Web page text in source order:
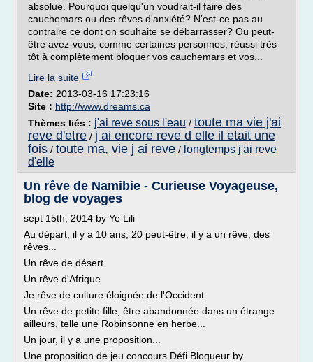
absolue. Pourquoi quelqu'un voudrait-il faire des
cauchemars ou des rêves d'anxiété? N'est-ce pas au
contraire ce dont on souhaite se débarrasser? Ou peut-
être avez-vous, comme certaines personnes, réussi très
tôt à complètement bloquer vos cauchemars et vos...
Lire la suite
Date: 2013-03-16 17:23:16
Site : http://www.dreams.ca
Thèmes liés : j'ai reve sous l'eau / toute ma vie j'ai
reve d'etre / j ai encore reve d elle il etait une
fois / toute ma, vie j ai reve / longtemps j'ai reve
d'elle
Un rêve de Namibie - Curieuse Voyageuse,
blog de voyages
sept 15th, 2014 by Ye Lili
Au départ, il y a 10 ans, 20 peut-être, il y a un rêve, des
rêves...
Un rêve de désert
Un rêve d'Afrique
Je rêve de culture éloignée de l'Occident
Un rêve de petite fille, être abandonnée dans un étrange
ailleurs, telle une Robinsonne en herbe...
Un jour, il y a une proposition...
Une proposition de jeu concours Défi Blogueur by